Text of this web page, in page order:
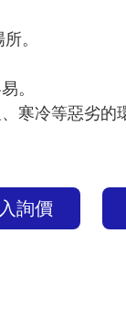
。
。
寒冷等惡劣的
詢價